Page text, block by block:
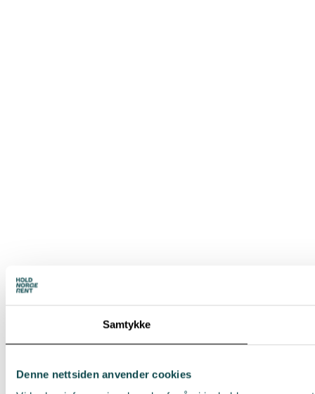
Samtykke
Denne nettsiden anvender cookies